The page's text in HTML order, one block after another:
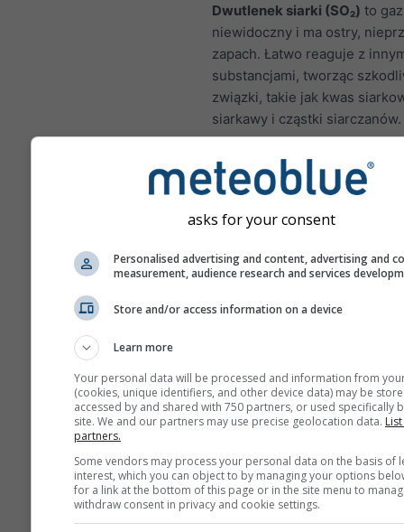
Dwutlenek siarki (SO₂) to
niewidoczny i ma ostry,
zapach. Łatwo reaguje z
substancjami, tworząc
związki, takie jak kwas
siarkawy i cząstki siarczanów.
może uszkodzić ludzki
oddechowy i utrudniać
oddychanie.
przyczyniać się do
szkodzić wrażliwym
cierpiące na astmę są
wrażliwe na działanie
czerwonobrązowy gaz o
charakterystycznym, ostrym,
zapachu i jedno z głównych
zanieczyszczeń powietrza.
asks for your consent
Personalised advertising and content, advertising and
measurement, audience research and services
Store and/or access information on a device
Learn more
Your personal data will be processed and information from
(cookies, unique identifiers, and other device data) may be
accessed by and shared with 750 partners, or used specifically
site. We and our partners may use precise geolocation data.
partners.
Some vendors may process your personal data on the basis of
interest, which you can object to by managing your options
for a link at the bottom of this page or in the site menu to
withdraw consent in privacy and cookie settings.